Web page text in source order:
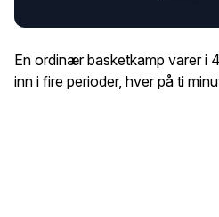
En ordinær basketkamp varer i
inn i fire perioder, hver på ti